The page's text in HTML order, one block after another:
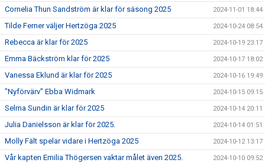
Cornelia Thun Sandström är klar för säsong 2025 2024-11-01 18:44
Tilde Ferner väljer Hertzöga 2025 2024-10-24 08:54
Rebecca är klar för 2025 2024-10-19 23:17
Emma Bäckström klar för 2025 2024-10-17 18:02
Vanessa Eklund är klar för 2025 2024-10-16 19:49
"Nyförvärv" Ebba Widmark 2024-10-15 09:15
Selma Sundin är klar för 2025 2024-10-14 20:11
Julia Danielsson är klar för 2025. 2024-10-14 01:51
Molly Fält spelar vidare i Hertzöga 2025 2024-10-12 13:17
Vår kapten Emilia Thögersen vaktar målet även 2025. 2024-10-10 09:52